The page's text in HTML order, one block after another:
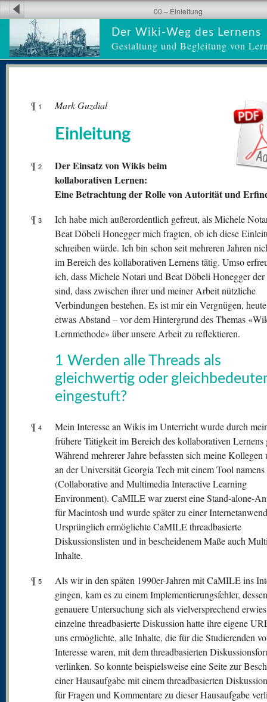
Der Wiki-Weg des Lernens
Gestaltung und Begleitung von
00 – Einleitung
¶ 1 Mark Guzdial
Einleitung
¶ 2
Der Einsatz von Wikis beim
kollaborativen Lernen:
Eine Betrachtung der Rolle von Autorität und
¶ 3
Ich habe mich außerordentlich gefreut, als Michele
Beat Döbeli Honegger mich fragten, ob ich diese
schreiben würde. Ich bin schon seit mehreren Jahren
im Bereich des kollaborativen Lernens tätig. Umso
ich, dass Michele Notari und Beat Döbeli Honegger
sind, dass zwischen ihrer und meiner Arbeit nützliche
Verbindungen bestehen. Es ist mir ein Vergnügen,
etwas Abstand – vor dem Hintergrund des Themas
Lernmethode» über unsere Arbeit zu reflektieren.
1 Werden alle Threads als
gleichwertig oder
eingestuft?
¶ 4
Mein Interesse an Wikis im Unterricht wurde durch
frühere Tätigkeit im Bereich des kollaborativen Lernens
Während mehrerer Jahre befassten sich meine Kollegen
an der Universität Georgia Tech mit einem Tool
(Collaborative and Multimedia Interactive Learning
Environment). CaMILE war zuerst eine Stand-alone-
für Macintosh und wurde später zu einer
Ursprünglich ermöglichte CaMILE threadbasierte
Diskussionslisten und in bescheidenem Maße auch
Inhalte.
¶ 5
Als wir in den späten 1990er-Jahren mit CaMILE ins
gingen, kam es zu einem Implementierungsfehler, dessen
genauere Untersuchung sich als vielversprechend
einzelne threadbasierte Diskussion hatte ihre eigene
uns ermöglichte, alle Inhalte, die für die Studierenden
Interesse waren, mit dem threadbasierten
verlinken. So konnte beispielsweise eine Seite zur
einer Hausaufgabe mit einem threadbasierten
für Fragen und Kommentare zu dieser Hausaufgabe